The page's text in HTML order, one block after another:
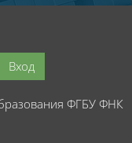
Вход
ФГБУ